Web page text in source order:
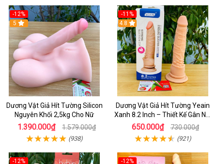
-12%
5
Dương Vật Giả Hít Tường Silicon
Nguyên Khối 2,5kg Cho Nữ
1.390.000₫ 1.579.000₫
(938)
-11%
4.8
Dương Vật Giả Hít Tường Yeain
Xanh 8.2 Inch – Thiết Kế Gân Nổi
Chân Thật
650.000₫ 730.000₫
(921)
-12%
-12%